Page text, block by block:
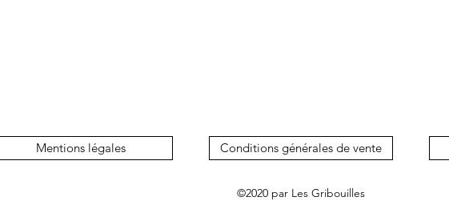
Mentions légales Conditions générales de vente
©2020 par Les Gribouilles